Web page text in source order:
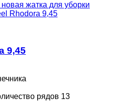
новая жатка для уборки
Rhodora 9,45
9,45
рядов 13